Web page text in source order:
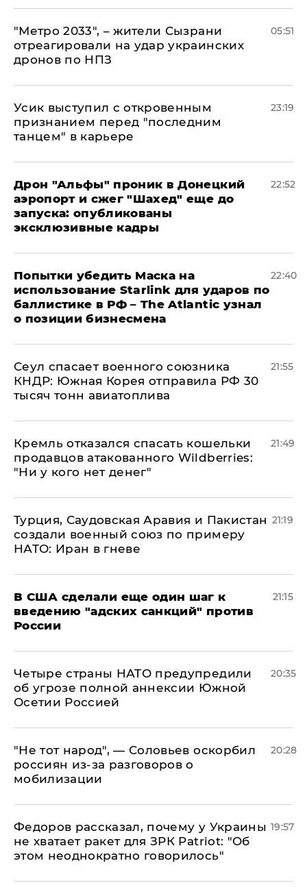
"Метро 2033", – жители Сызрани
отреагировали на удар украинских
дронов по НПЗ
05:51
Усик выступил с откровенным
признанием перед "последним
танцем" в карьере
23:19
Дрон "Альфы" проник в Донецкий
аэропорт и сжег "Шахед" еще до
запуска: опубликованы
эксклюзивные кадры
22:52
Попытки убедить Маска на
использование Starlink для ударов по
баллистике в РФ – The Atlantic узнал
о позиции бизнесмена
22:40
​Сеул спасает военного союзника
КНДР: Южная Корея отправила РФ 30
тысяч тонн авиатоплива
21:55
Кремль отказался спасать кошельки
продавцов атакованного Wildberries:
"Ни у кого нет денег"
21:49
Турция, Саудовская Аравия и Пакистан
создали военный союз по примеру
НАТО: Иран в гневе
21:19
В США сделали еще один шаг к
введению "адских санкций" против
России
21:15
Четыре страны НАТО предупредили
об угрозе полной аннексии Южной
Осетии Россией
20:35
​"Не тот народ", — Соловьев оскорбил
россиян из-за разговоров о
мобилизации
20:28
Федоров рассказал, почему у Украины
не хватает ракет для ЗРК Patriot: "Об
этом неоднократно говорилось"
19:57